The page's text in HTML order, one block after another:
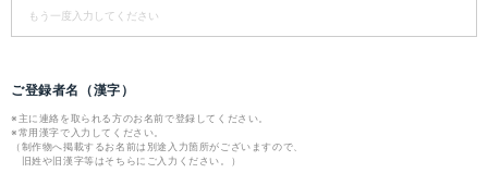
ご登録者名（漢字）
※主に連絡を取られる方のお名前で登録してください。
※常用漢字で入力してください。
（制作物へ掲載するお名前は別途入力箇所がございますので、
旧姓や旧漢字等はそちらにご入力ください。）